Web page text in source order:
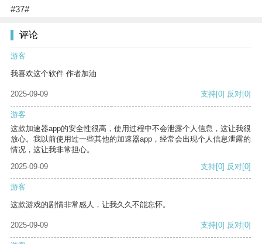
#37#
评论
游客
我喜欢这个软件 作者加油
2025-09-09 支持[0] 反对[0]
游客
这款加速器app的安全性很高，使用过程中不会泄露个人信息，这让我很
放心。我以前使用过一些其他的加速器app，经常会出现个人信息泄露的
情况，这让我非常担心。
2025-09-09
支持[0] 反对[0]
游客
这款游戏的剧情非常感人，让我久久不能忘怀。
2025-09-09 支持[0] 反对[0]